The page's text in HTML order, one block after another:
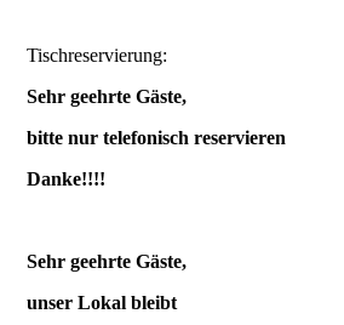
Tischreservierung:
Sehr geehrte Gäste,
bitte nur telefonisch reservieren
Danke!!!!
Sehr geehrte Gäste,
unser Lokal bleibt